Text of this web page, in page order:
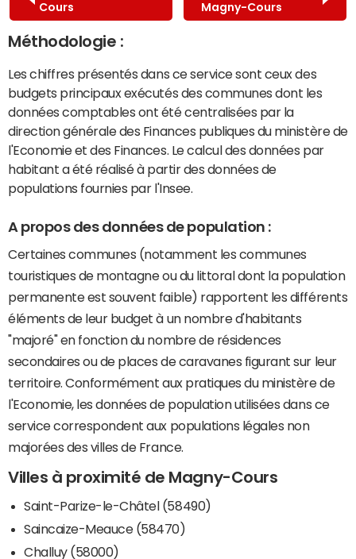
Cours
Magny-Cours
Méthodologie :
Les chiffres présentés dans ce service sont ceux des
budgets principaux exécutés des communes dont les
données comptables ont été centralisées par la
direction générale des Finances publiques du ministère de
l'Economie et des Finances. Le calcul des données par
habitant a été réalisé à partir des données de
populations fournies par l'Insee.
A propos des données de population :
Certaines communes (notamment les communes
touristiques de montagne ou du littoral dont la population
permanente est souvent faible) rapportent les différents
éléments de leur budget à un nombre d'habitants
"majoré" en fonction du nombre de résidences
secondaires ou de places de caravanes figurant sur leur
territoire. Conformément aux pratiques du ministère de
l'Economie, les données de population utilisées dans ce
service correspondent aux populations légales non
majorées des villes de France.
Villes à proximité de Magny-Cours
Saint-Parize-le-Châtel (58490)
Saincaize-Meauce (58470)
Challuy (58000)